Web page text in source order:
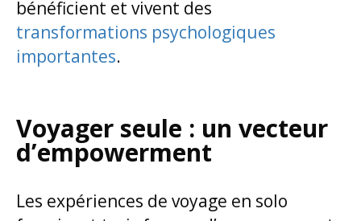
bénéficient et vivent des
transformations psychologiques
importantes.
Voyager seule : un vecteur
d’empowerment
Les expériences de voyage en solo